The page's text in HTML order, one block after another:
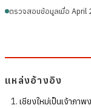
ตรวจสอบข้อมูลเมื่อ April
แหล่งอ้างอิง
เชียงใหม่เป็นเจ้าภา